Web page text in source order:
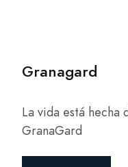
Granagard
La vida está
GranaGard